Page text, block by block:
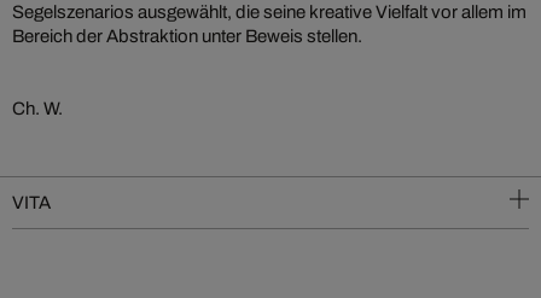
Segelszenarios ausgewählt, die seine kreative Vielfalt vor allem im
Bereich der Abstraktion unter Beweis stellen.
Ch. W.
VITA